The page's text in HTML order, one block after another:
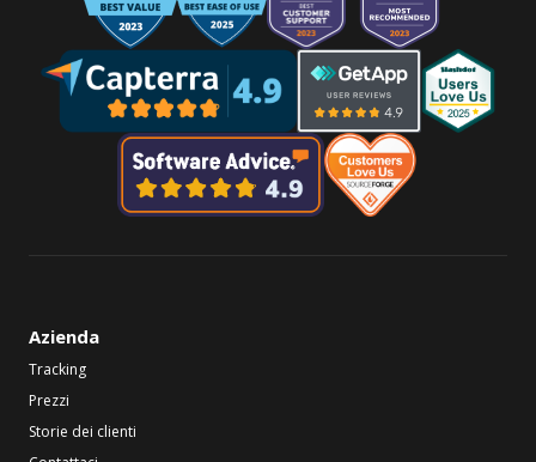
Azienda
Tracking
Prezzi
Storie dei clienti